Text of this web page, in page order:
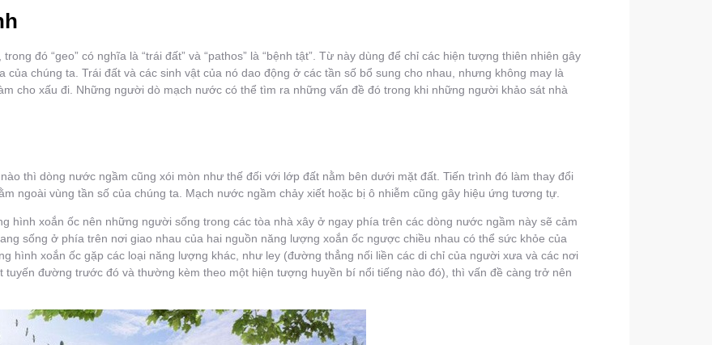
đó “geo” có nghĩa là “trái đất” và “pathos” là “bệnh tật”. Từ này dùng để chỉ các hiện tượng thiên nhiên gây
của chúng ta. Trái đất và các sinh vật của nó dao động ở các tần số bổ sung cho nhau, nhưng không may là
cho xấu đi. Những người dò mạch nước có thể tìm ra những vấn đề đó trong khi những người khảo sát nhà
thì dòng nước ngầm cũng xói mòn như thế đối với lớp đất nằm bên dưới mặt đất. Tiến trình đó làm thay đổi
ngoài vùng tần số của chúng ta. Mạch nước ngầm chảy xiết hoặc bị ô nhiễm cũng gây hiệu ứng tương tự.
hình xoắn ốc nên những người sống trong các tòa nhà xây ở ngay phía trên các dòng nước ngầm này sẽ cảm
sống ở phía trên nơi giao nhau của hai nguồn năng lượng xoắn ốc ngược chiều nhau có thể sức khỏe của
hình xoắn ốc gặp các loại năng lượng khác, như ley (đường thẳng nối liền các di chỉ của người xưa và các nơi
đường trước đó và thường kèm theo một hiện tượng huyền bí nổi tiếng nào đó), thì vấn đề càng trở nên